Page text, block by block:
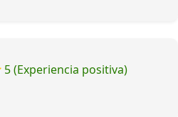
5 (Experiencia positiva)